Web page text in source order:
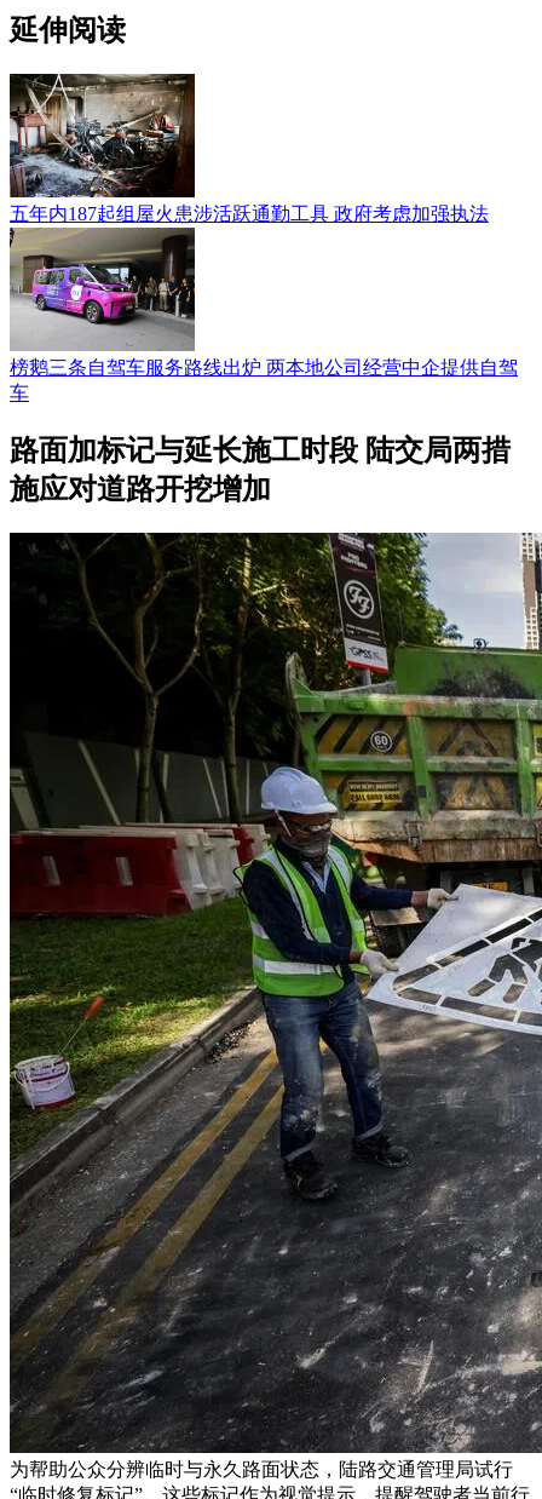
延伸阅读
五年内187起组屋火患涉活跃通勤工具 政府考虑加强执法
榜鹅三条自驾车服务路线出炉 两本地公司经营中企提供自驾
车
路面加标记与延长施工时段 陆交局两措
施应对道路开挖增加
为帮助公众分辨临时与永久路面状态，陆路交通管理局试行
“临时修复标记”。这些标记作为视觉提示，提醒驾驶者当前行